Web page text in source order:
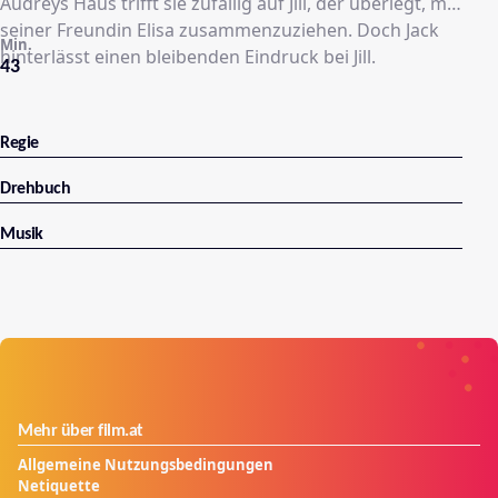
seiner Freundin Elisa zusammenzuziehen. Doch Jack
hinterlässt einen bleibenden Eindruck bei Jill.
43
Min.
Regie
Drehbuch
Musik
Mehr über film.at
Allgemeine Nutzungsbedingungen
Netiquette